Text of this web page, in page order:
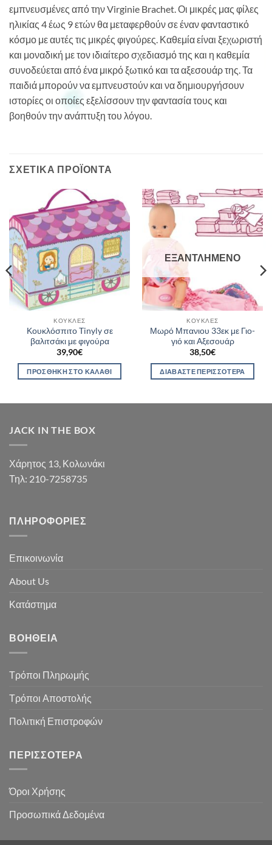
εμπνευσμένες από την Virginie Brachet. Οι μικρές μας φίλες
ηλικίας 4 έως 9 ετών θα μεταφερθούν σε έναν φανταστικό
κόσμο με αυτές τις μικρές φιγούρες. Καθεμία είναι ξεχωριστή
και μοναδική με τον ιδιαίτερο σχεδιασμό της και η καθεμία
συνοδεύεται από ένα μικρό ξωτικό και τα αξεσουάρ της. Τα
παιδιά μπορούν να εμπνευστούν και να δημιουργήσουν
ιστορίες οι οποίες εξελίσσουν την φαντασία τους και
βοηθούν την ανάπτυξη του λόγου.
ΣΧΕΤΙΚΆ ΠΡΟΪΌΝΤΑ
ΚΟΎΚΛΕΣ
Κουκλόσπιτο Tinyly σε
βαλιτσάκι με φιγούρα
39,90€
ΠΡΟΣΘΉΚΗ ΣΤΟ ΚΑΛΆΘΙ
ΕΞΑΝΤΛΗΜΈΝΟ
ΚΟΎΚΛΕΣ
Μωρό Μπανιου 33εκ με Γιο-
γιό και Αξεσουάρ
38,50€
ΔΙΑΒΆΣΤΕ ΠΕΡΙΣΣΌΤΕΡΑ
JACK IN THE BOX
Χάρητος 13, Κολωνάκι
Τηλ: 210-7258735
ΠΛΗΡΟΦΟΡΊΕΣ
Επικοινωνία
About Us
Κατάστημα
ΒΟΉΘΕΙΑ
Τρόποι Πληρωμής
Τρόποι Αποστολής
Πολιτική Επιστροφών
ΠΕΡΙΣΣΌΤΕΡΑ
Όροι Χρήσης
Προσωπικά Δεδομένα